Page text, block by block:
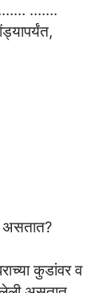
……… …….
असतात?
कुडांवर व